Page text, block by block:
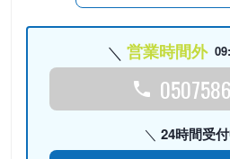
営業時間外
24時間受